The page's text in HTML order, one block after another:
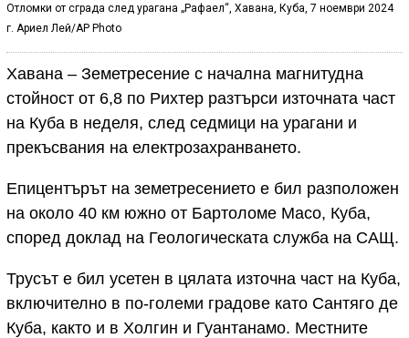
Отломки от сграда след урагана „Рафаел“, Хавана, Куба, 7 ноември 2024
г. Ариел Лей/AP Photo
Хавана – Земетресение с начална магнитудна
стойност от 6,8 по Рихтер разтърси източната част
на Куба в неделя, след седмици на урагани и
прекъсвания на електрозахранването.
Епицентърът на земетресението е бил разположен
на около 40 км южно от Бартоломе Масо, Куба,
според доклад на Геологическата служба на САЩ.
Трусът е бил усетен в цялата източна част на Куба,
включително в по-големи градове като Сантяго де
Куба, както и в Холгин и Гуантанамо. Местните